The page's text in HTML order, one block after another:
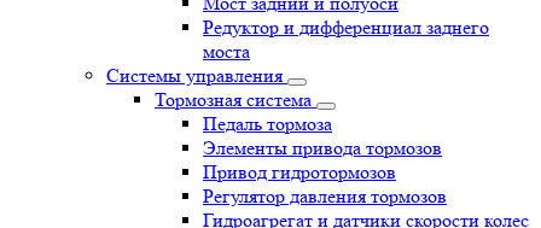
Редуктор и дифференциал заднего
моста
Системы управления
Тормозная система
Педаль тормоза
Элементы привода тормозов
Привод гидротормозов
Регулятор давления тормозов
Гидроагрегат и датчики скорости колес